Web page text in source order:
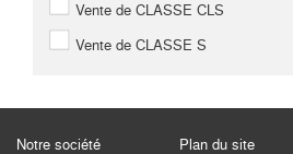
Vente de CLASSE CLS
Vente de CLASSE S
Notre société
Plan du site